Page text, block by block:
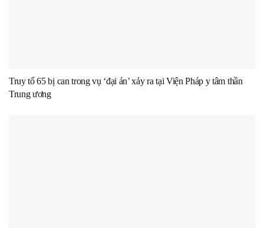
Truy tố 65 bị can trong vụ ‘đại án’ xảy ra tại Viện Pháp y tâm thần
Trung ương